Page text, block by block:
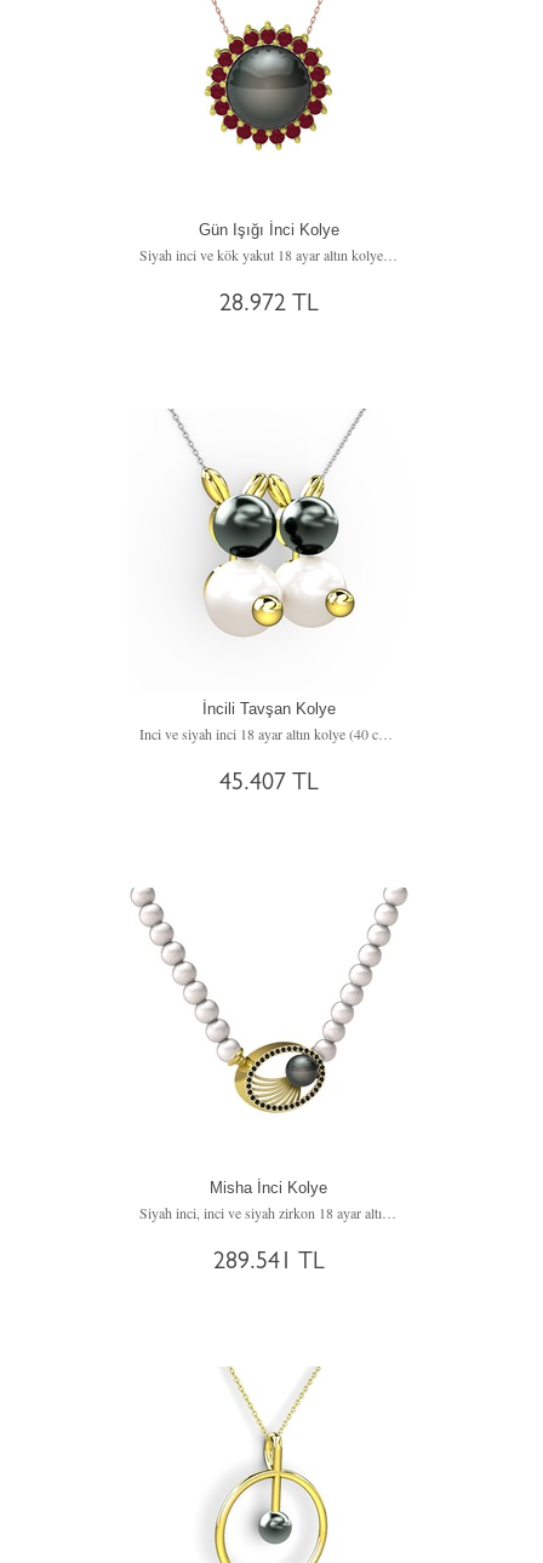
Gün Işığı İnci Kolye
Siyah inci ve kök yakut 18 ayar altın kolye (40 cm rose altın rolo zincir)
28.972 TL
İncili Tavşan Kolye
Inci ve siyah inci 18 ayar altın kolye (40 cm beyaz altın rolo zincir)
45.407 TL
Misha İnci Kolye
289.541 TL